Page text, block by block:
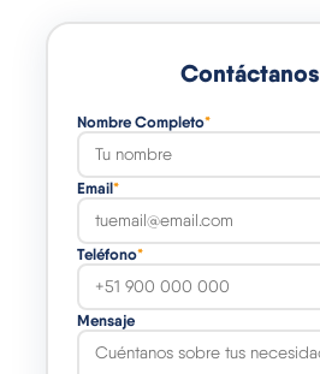
Contáctanos
Nombre Completo*
Email*
Teléfono*
Mensaje